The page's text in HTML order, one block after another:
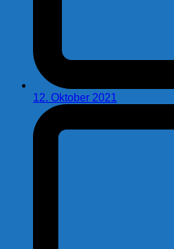
12. Oktober 2021